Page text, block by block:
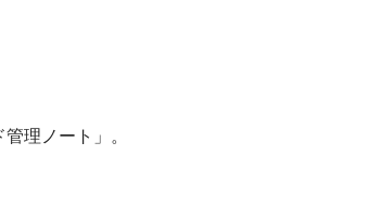
理ノート」。